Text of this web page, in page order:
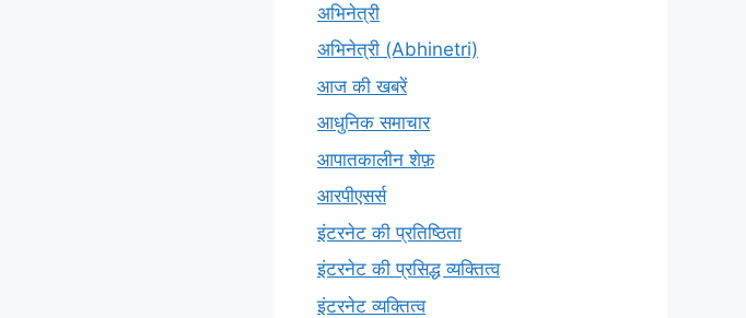
अभिनेत्री
अभिनेत्री (Abhinetri)
आज की खबरें
आधुनिक समाचार
आपातकालीन शेफ़
आरपीएसर्स
इंटरनेट की प्रतिष्ठिता
इंटरनेट की प्रसिद्ध व्यक्तित्व
इंटरनेट व्यक्तित्व